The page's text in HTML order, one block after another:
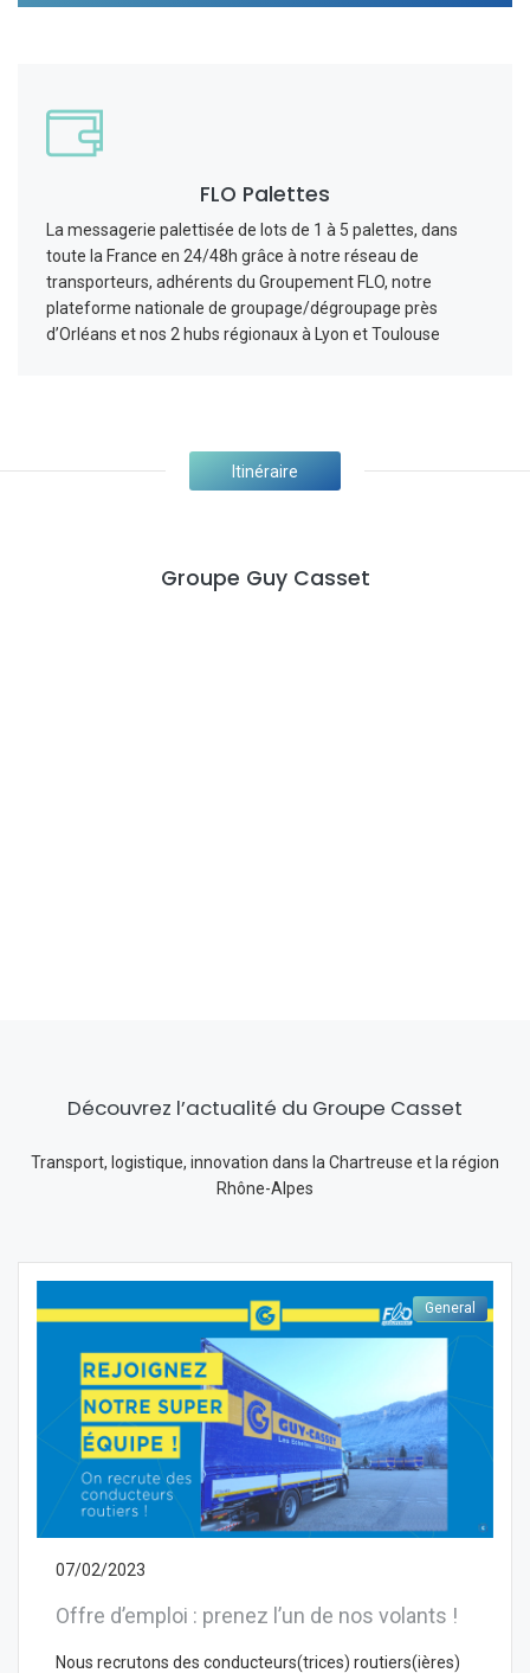
FLO Palettes
La messagerie palettisée de lots de 1 à 5 palettes, dans
toute la France en 24/48h grâce à notre réseau de
transporteurs, adhérents du Groupement FLO, notre
plateforme nationale de groupage/dégroupage près
d’Orléans et nos 2 hubs régionaux à Lyon et Toulouse
Itinéraire
Groupe Guy Casset
Découvrez l’actualité du Groupe Casset
Transport, logistique, innovation dans la Chartreuse et la région
Rhône-Alpes
General
07/02/2023
Offre d’emploi : prenez l’un de nos volants !
Nous recrutons des conducteurs(trices) routiers(ières)